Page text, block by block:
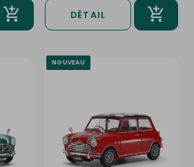
DÉTAIL
NOUVEAU